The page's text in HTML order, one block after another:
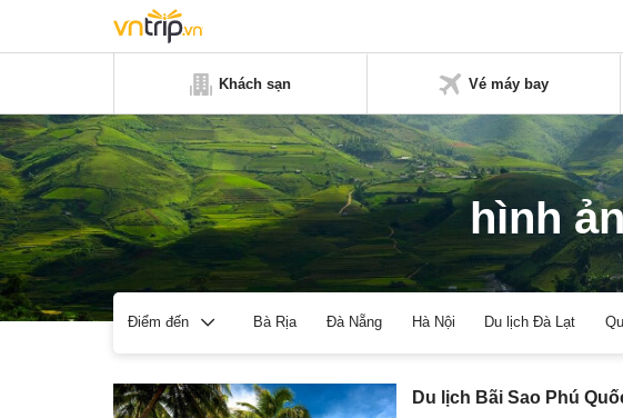
Khách sạn Vé máy bay
hình
Điểm đến Bà Rịa Đà Nẵng Hà Nội Du lịch Đà Lạt
Du lịch Bãi Sao Phú